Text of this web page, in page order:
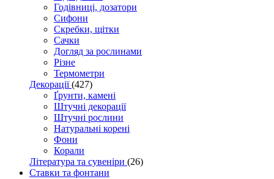
Годівниці, дозатори
Сифони
Скребки, щітки
Сачки
Догляд за рослинами
Різне
Термометри
Декорації(427)
Ґрунти, камені
Штучні декорації
Штучні рослини
Натуральні корені
Фони
Корали
Література та сувеніри (26)
Ставки та фонтани